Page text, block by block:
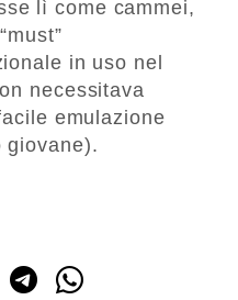
lì come cammei,
in uso nel
necessitava
emulazione
giovane).